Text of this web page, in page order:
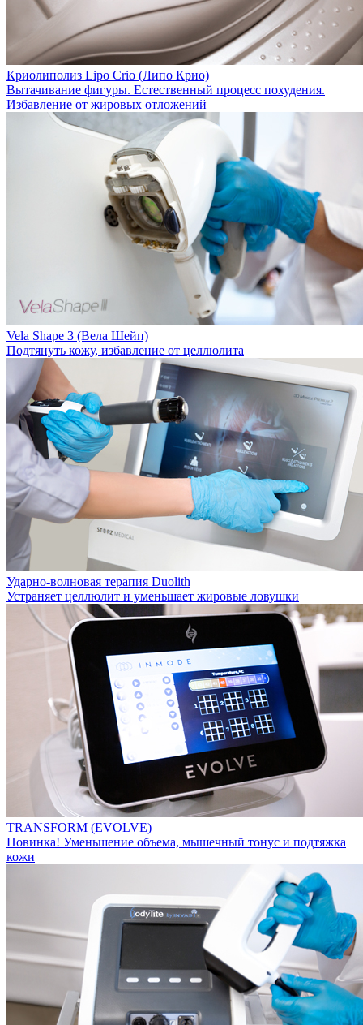
Криолиполиз Lipo Crio (Липо Крио)
Вытачивание фигуры. Естественный процесс похудения.
Избавление от жировых отложений
Vela Shape 3 (Вела Шейп)
Подтянуть кожу, избавление от целлюлита
Ударно-волновая терапия Duolith
Устраняет целлюлит и уменьшает жировые ловушки
TRANSFORM (EVOLVE)
Новинка! Уменьшение объема, мышечный тонус и подтяжка
кожи